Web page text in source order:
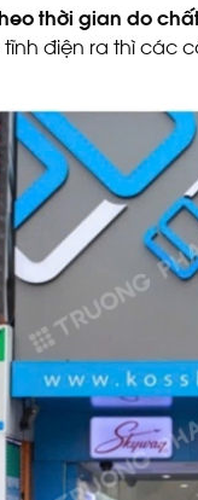
thời gian do
tĩnh điện ra thì các